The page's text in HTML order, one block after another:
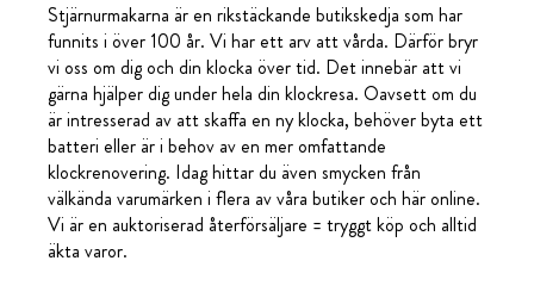
Stjärnurmakarna är en rikstäckande butikskedja som har
funnits i över 100 år. Vi har ett arv att vårda. Därför bryr
vi oss om dig och din klocka över tid. Det innebär att vi
gärna hjälper dig under hela din klockresa. Oavsett om du
är intresserad av att skaffa en ny klocka, behöver byta ett
batteri eller är i behov av en mer omfattande
klockrenovering. Idag hittar du även smycken från
välkända varumärken i flera av våra butiker och här online.
Vi är en auktoriserad återförsäljare = tryggt köp och alltid
äkta varor.